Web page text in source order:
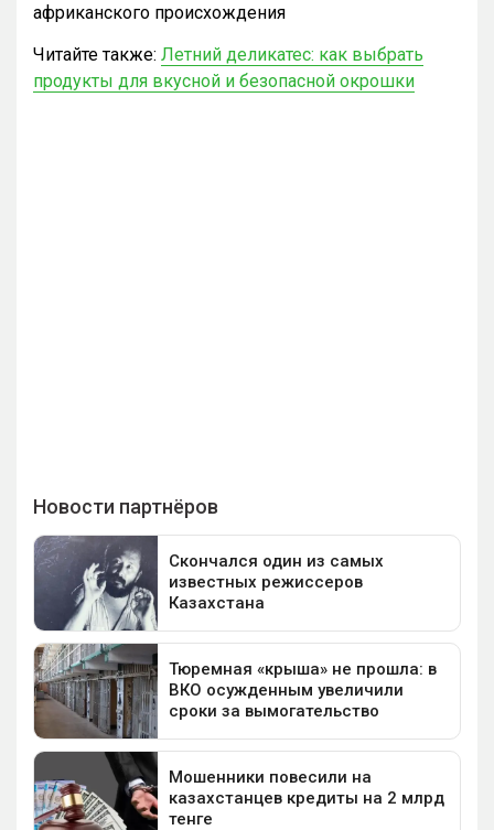
африканского происхождения
Читайте также: Летний деликатес: как выбрать
продукты для вкусной и безопасной окрошки